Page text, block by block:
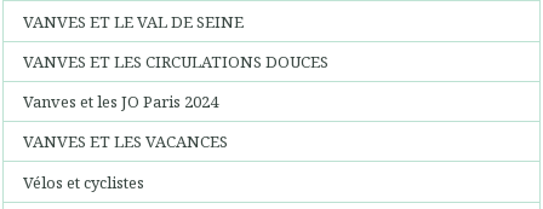
VANVES ET LE VAL DE SEINE
VANVES ET LES CIRCULATIONS DOUCES
Vanves et les JO Paris 2024
VANVES ET LES VACANCES
Vélos et cyclistes